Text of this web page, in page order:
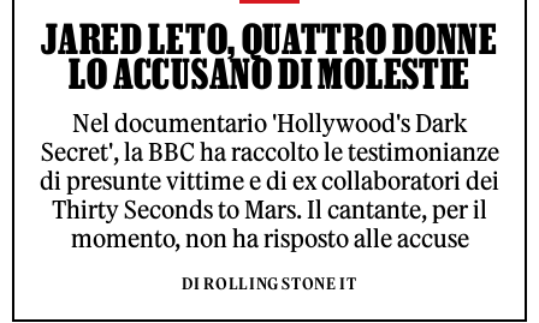
JARED LETO, QUATTRO DONNE
LO ACCUSANO DI MOLESTIE
Nel documentario 'Hollywood's Dark
Secret', la BBC ha raccolto le testimonianze
di presunte vittime e di ex collaboratori dei
Thirty Seconds to Mars. Il cantante, per il
momento, non ha risposto alle accuse
DI ROLLING STONE IT